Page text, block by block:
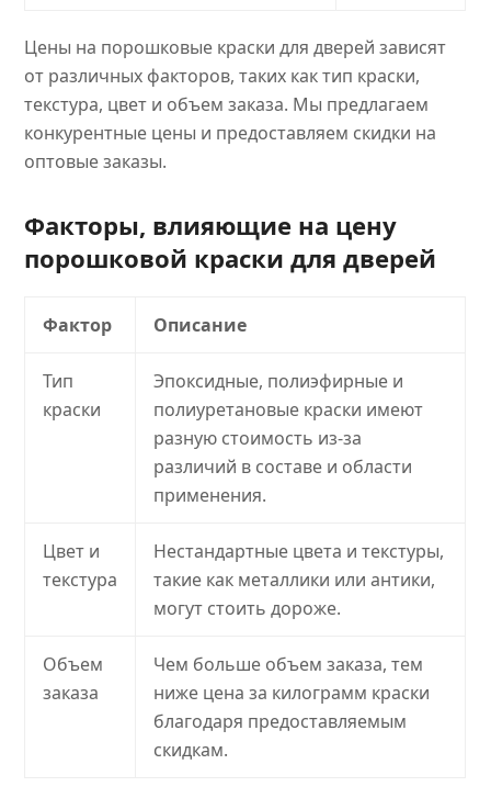
Цены на порошковые краски для дверей зависят
от различных факторов, таких как тип краски,
текстура, цвет и объем заказа. Мы предлагаем
конкурентные цены и предоставляем скидки на
оптовые заказы.
Факторы, влияющие на цену
порошковой краски для дверей
Фактор Описание
Тип
краски
Эпоксидные, полиэфирные и
полиуретановые краски имеют
разную стоимость из-за
различий в составе и области
применения.
Цвет и
текстура
Нестандартные цвета и текстуры,
такие как металлики или антики,
могут стоить дороже.
Объем
заказа
Чем больше объем заказа, тем
ниже цена за килограмм краски
благодаря предоставляемым
скидкам.